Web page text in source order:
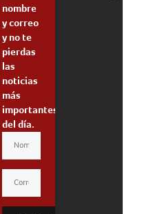
nombre
y correo
y no te
pierdas
las
noticias
más
importantes
del día.